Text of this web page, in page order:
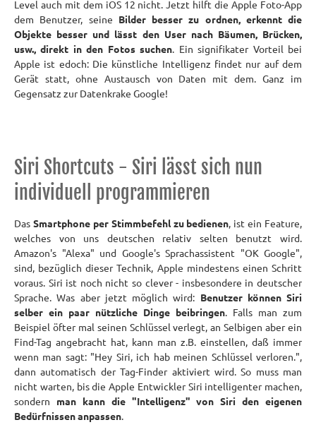
Level auch mit dem iOS 12 nicht. Jetzt hilft die Apple Foto-App
dem Benutzer, seine Bilder besser zu ordnen, erkennt die
Objekte besser und lässt den User nach Bäumen, Brücken,
usw., direkt in den Fotos suchen. Ein signifikater Vorteil bei
Apple ist edoch: Die künstliche Intelligenz findet nur auf dem
Gerät statt, ohne Austausch von Daten mit dem. Ganz im
Gegensatz zur Datenkrake Google!
Siri Shortcuts - Siri lässt sich nun
individuell programmieren
Das Smartphone per Stimmbefehl zu bedienen, ist ein Feature,
welches von uns deutschen relativ selten benutzt wird.
Amazon's "Alexa" und Google's Sprachassistent "OK Google",
sind, bezüglich dieser Technik, Apple mindestens einen Schritt
voraus. Siri ist noch nicht so clever - insbesondere in deutscher
Sprache. Was aber jetzt möglich wird: Benutzer können Siri
selber ein paar nützliche Dinge beibringen. Falls man zum
Beispiel öfter mal seinen Schlüssel verlegt, an Selbigen aber ein
Find-Tag angebracht hat, kann man z.B. einstellen, daß immer
wenn man sagt: "Hey Siri, ich hab meinen Schlüssel verloren.",
dann automatisch der Tag-Finder aktiviert wird. So muss man
nicht warten, bis die Apple Entwickler Siri intelligenter machen,
sondern man kann die "Intelligenz" von Siri den eigenen
Bedürfnissen anpassen.